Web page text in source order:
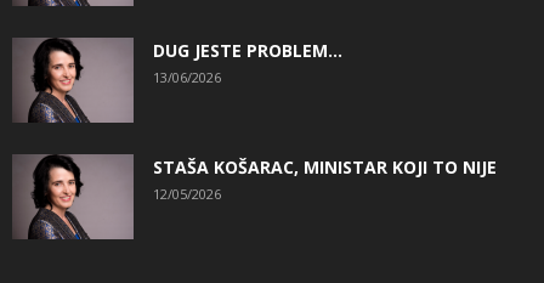
DUG JESTE PROBLEM…
13/06/2026
STAŠA KOŠARAC, MINISTAR KOJI TO NIJE
12/05/2026